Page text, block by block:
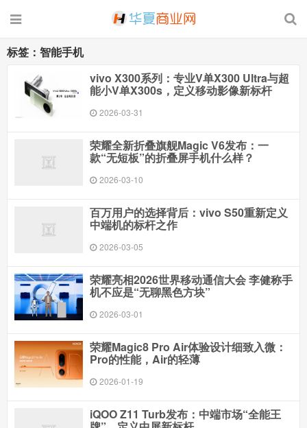
标签：智能手机
vivo X300系列：专业V单X300 Ultra与超
能小V单X300s，定义移动影像新标杆
2026-03-31
荣耀全新折叠旗舰Magic V6发布：一
款“无短板”的折叠屏手机什么样？
2026-03-10
百万用户的选择背后：vivo S50重新定义
中端机的标杆之作
2026-03-05
荣耀亮相2026世界移动通信大会 李健称手
机不应是“无聊黑色方块”
2026-03-01
荣耀Magic8 Pro Air体验设计细致入微：
Pro的性能，Air的轻薄
2026-01-19
iQOO Z11 Turb发布：中端市场“全能王